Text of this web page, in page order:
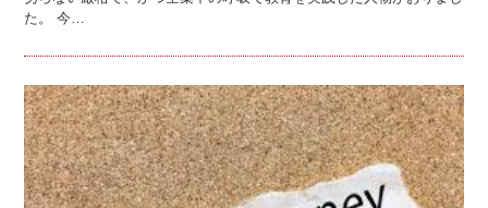
た。 今…